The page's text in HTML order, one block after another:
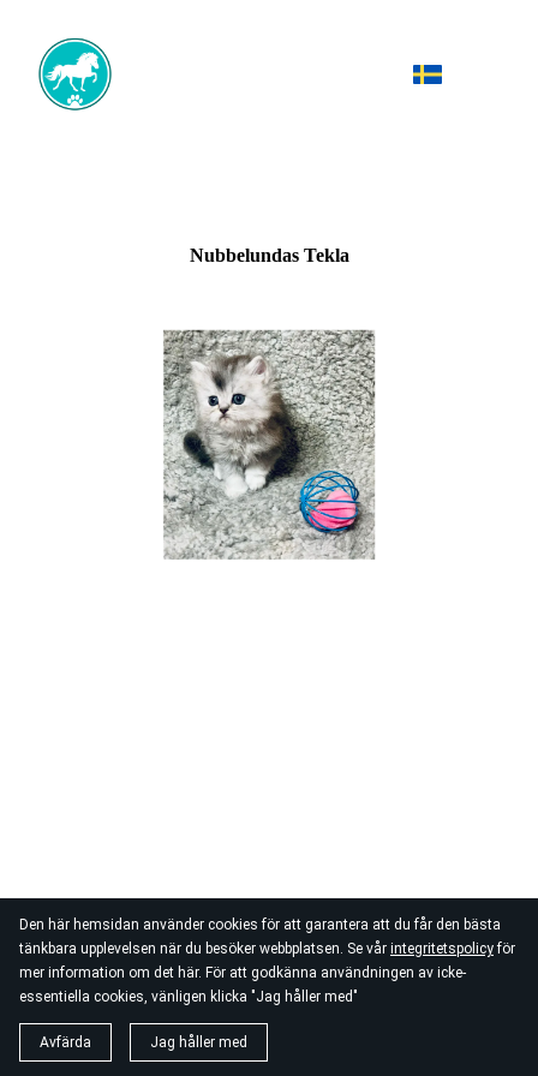
Den här hemsidan använder cookies för att garantera att du får den bästa
tänkbara upplevelsen när du besöker webbplatsen. Se vår integritetspolicyför
mer information om det här. För att godkänna användningen av icke-
essentiella cookies, vänligen klicka "Jag håller med"
Avfärda Jag håller med
Nubbelundas Tekla